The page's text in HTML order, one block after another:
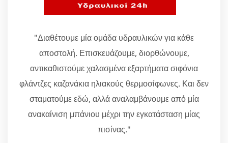
"Διαθέτουμε μία ομάδα υδραυλικών για κάθε
αποστολή. Επισκευάζουμε, διορθώνουμε,
αντικαθιστούμε χαλασμένα εξαρτήματα σιφόνια
φλάντζες καζανάκια ηλιακούς θερμοσίφωνες. Και δεν
σταματούμε εδώ, αλλά αναλαμβάνουμε από μία
ανακαίνιση μπάνιου μέχρι την εγκατάσταση μίας
πισίνας."